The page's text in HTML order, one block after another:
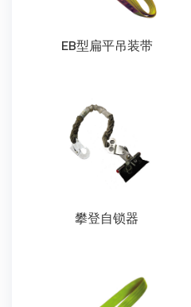
EB型扁平吊装带
攀登自锁器